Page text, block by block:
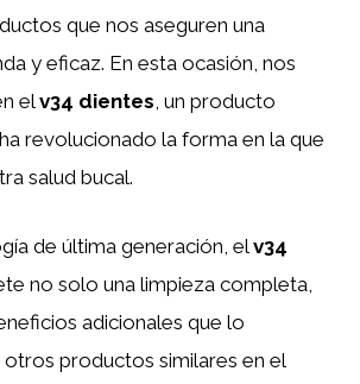
que nos aseguren una
y eficaz. En esta ocasión, nos
elv34 dientes, un producto
revolucionado la forma en la que
salud bucal.
de última generación, elv34
no solo una limpieza completa,
adicionales que lo
productos similares en el